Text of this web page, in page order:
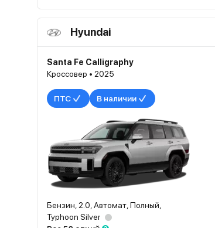
Hyundai
Santa Fe Calligraphy
Кроссовер • 2025
ПТС В наличии
Бензин, 2.0, Автомат, Полный,
Typhoon Silver